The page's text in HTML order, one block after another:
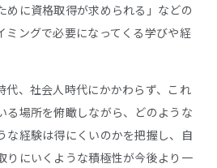
めに資格取得が求められる」などの
ミングで必要になってくる学びや経
代、社会人時代にかかわらず、これ
る場所を俯瞰しながら、どのような
な経験は得にくいのかを把握し、自
りにいくような積極性が今後より一